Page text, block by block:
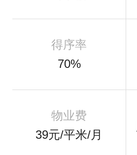
得序率
70%
物业费
39元/平米/月